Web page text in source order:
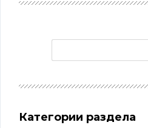
Категории раздела